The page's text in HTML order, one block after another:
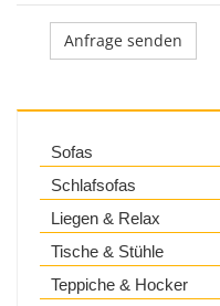
Sofas
Schlafsofas
Liegen & Relax
Tische & Stühle
Teppiche & Hocker